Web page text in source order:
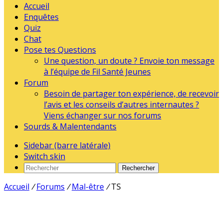
Accueil
Enquêtes
Quiz
Chat
Pose tes Questions
Une question, un doute ? Envoie ton message
à l’équipe de Fil Santé Jeunes
Forum
Besoin de partager ton expérience, de recevoir
l’avis et les conseils d’autres internautes ?
Viens échanger sur nos forums
Sourds & Malentendants
Sidebar (barre latérale)
Switch skin
Rechercher
Accueil / Forums / Mal-être / TS